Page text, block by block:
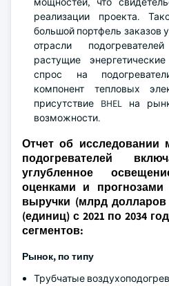
реализации проекта.
большой портфель заказов
отрасли
растущие
спрос на
компонент тепловых
присутствие BHEL на
возможности.
Отчет об исследовании
подогревателей
углубленное
оценками и
выручки (млрд
(единиц) с 2021 по 2034
сегментов:
Рынок, по типу
Трубчатые